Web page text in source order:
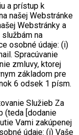
a prístup k
našej Webstránke
Webstránky a
na
osobné údaje: (i)
Spracúvanie
zmluvy, ktorej
základom pre
6 odsek 1 písm.
Služieb Za
(teda [dodanie
Vami zakúpenej
údaje: (i) Vaše